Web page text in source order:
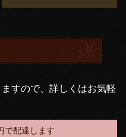
すので、詳しくはお気軽
で配達します